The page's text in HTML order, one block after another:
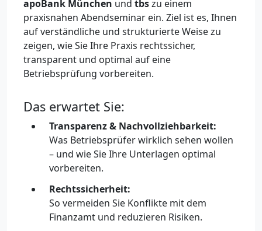
apoBank München und tbszu einem
praxisnahen Abendseminar ein. Ziel ist es, Ihnen
auf verständliche und strukturierte Weise zu
zeigen, wie Sie Ihre Praxis rechtssicher,
transparent und optimal auf eine
Betriebsprüfung vorbereiten.
Das erwartet Sie:
Transparenz & Nachvollziehbarkeit:
Was Betriebsprüfer wirklich sehen wollen
– und wie Sie Ihre Unterlagen optimal
vorbereiten.
Rechtssicherheit:
So vermeiden Sie Konflikte mit dem
Finanzamt und reduzieren Risiken.